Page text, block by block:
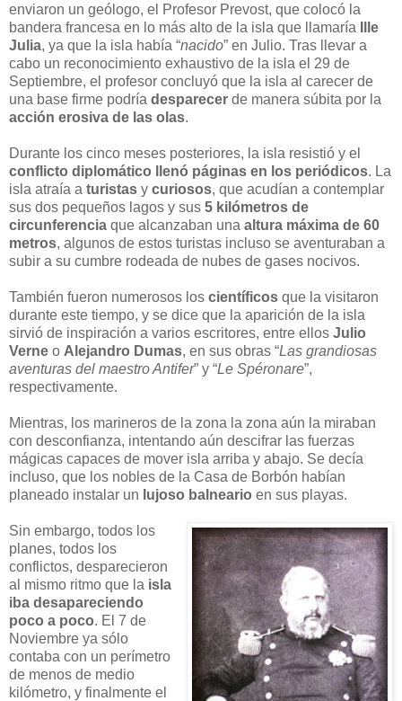
enviaron un geólogo, el Profesor Prevost, que colocó la
bandera francesa en lo más alto de la isla que llamaría
Ille
Julia, ya que la isla había “nacido” en Julio. Tras llevar a
cabo un reconocimiento exhaustivo de la isla el 29 de
Septiembre, el profesor concluyó que la isla al carecer de
una base firme podría desparecer de manera súbita por la
acción erosiva de las olas.
Durante los cinco meses posteriores, la isla resistió y el
conflicto diplomático llenó páginas en los periódicos. La
isla atraía a turistas y curiosos, que acudían a contemplar
sus dos pequeños lagos y sus 5 kilómetros de
circunferencia que alcanzaban una altura máxima de 60
metros, algunos de estos turistas incluso se aventuraban a
subir a su cumbre rodeada de nubes de gases nocivos.
También fueron numerosos los científicos que la visitaron
durante este tiempo, y se dice que la aparición de la isla
sirvió de inspiración a varios escritores, entre ellos Julio
Verne o Alejandro Dumas, en sus obras “Las grandiosas
aventuras del maestro Antifer” y “Le Spéronare”,
respectivamente.
Mientras, los marineros de la zona la zona aún la miraban
con desconfianza, intentando aún descifrar las fuerzas
mágicas capaces de mover isla arriba y abajo. Se decía
incluso, que los nobles de la Casa de Borbón habían
planeado instalar un lujoso balneario en sus playas.
Sin embargo, todos los
planes, todos los
conflictos, desparecieron
al mismo ritmo que la isla
iba desapareciendo
poco a poco. El 7 de
Noviembre ya sólo
contaba con un perímetro
de menos de medio
kilómetro, y finalmente el